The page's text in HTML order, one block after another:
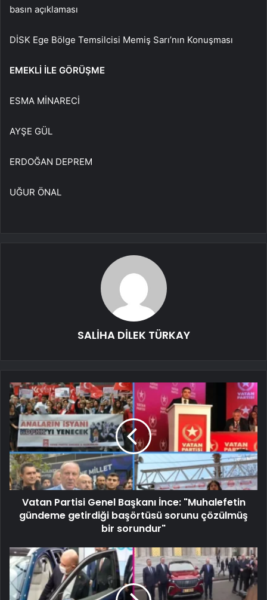
basın açıklaması
DİSK Ege Bölge Temsilcisi Memiş Sarı’nın Konuşması
EMEKLİ İLE GÖRÜŞME
ESMA MİNARECİ
AYŞE GÜL
ERDOĞAN DEPREM
UĞUR ÖNAL
SALİHA DİLEK TÜRKAY
Vatan Partisi Genel Başkanı İnce: "Muhalefetin
gündeme getirdiği başörtüsü sorunu çözülmüş
bir sorundur"